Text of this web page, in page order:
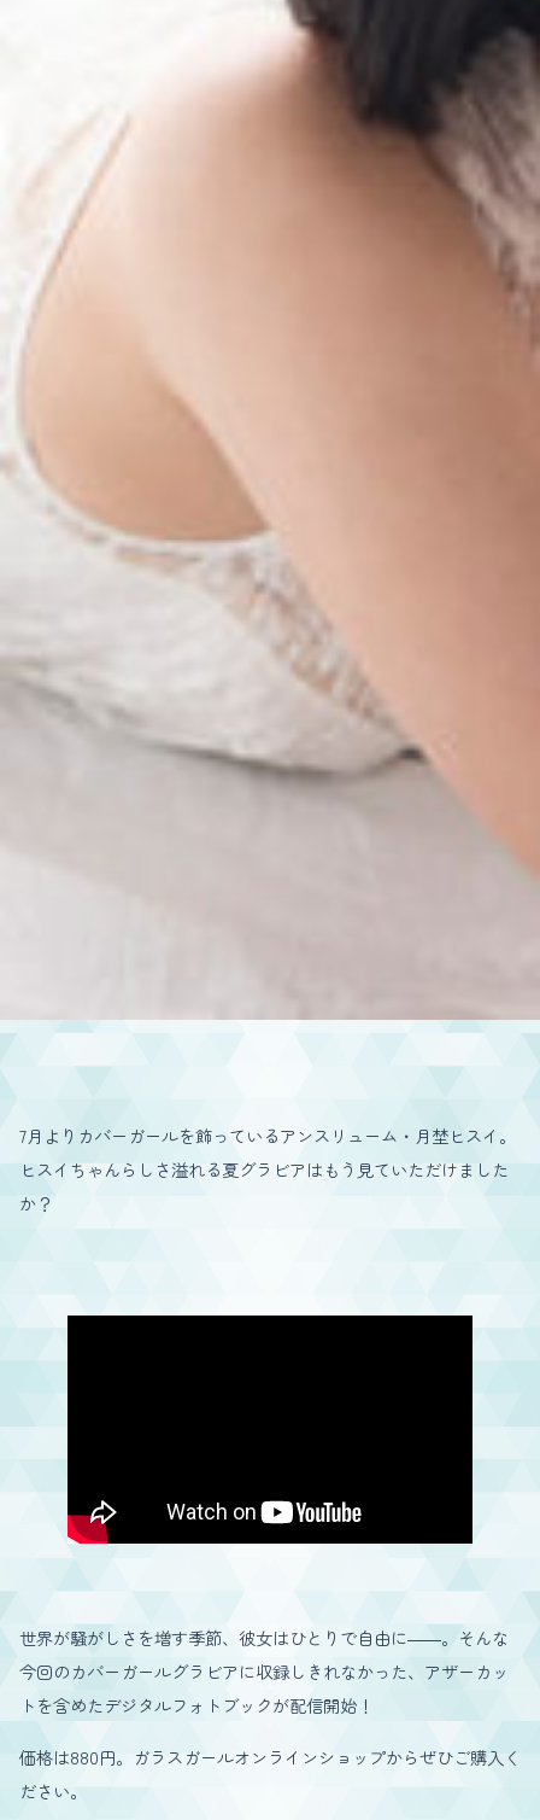
7月よりカバーガールを飾っているアンスリューム・月埜ヒスイ。
ヒスイちゃんらしさ溢れる夏グラビアはもう見ていただけました
か？
世界が騒がしさを増す季節、彼女はひとりで自由に――。そんな
今回のカバーガールグラビアに収録しきれなかった、アザーカッ
トを含めたデジタルフォトブックが配信開始！
価格は880円。ガラスガールオンラインショップからぜひご購入く
ださい。